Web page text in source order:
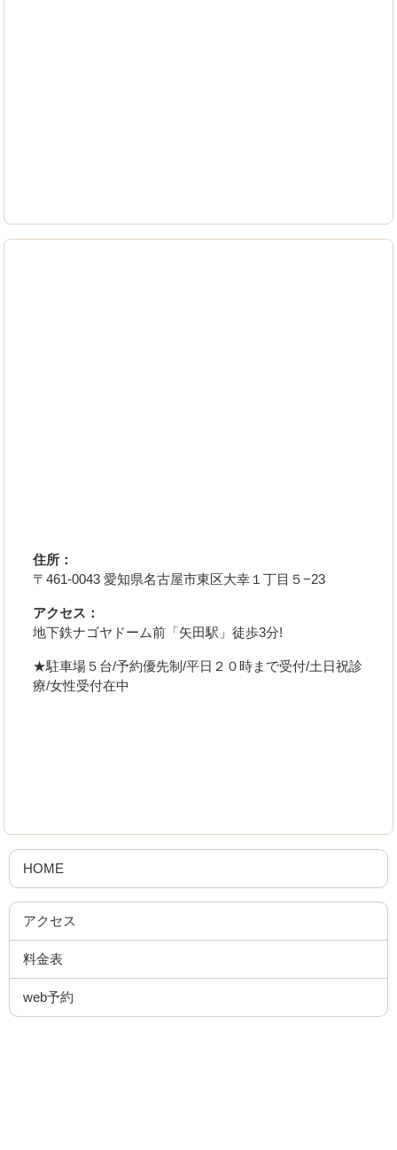
住所：
〒461-0043 愛知県名古屋市東区大幸１丁目５−23
アクセス：
地下鉄ナゴヤドーム前「矢田駅」徒歩3分!
★駐車場５台/予約優先制/平日２０時まで受付/土日祝診
療/女性受付在中
HOME
アクセス
料金表
web予約